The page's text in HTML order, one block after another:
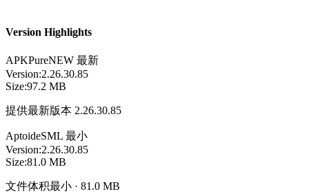
Version Highlights
APKPureNEW 最新
Version:2.26.30.85
Size:97.2 MB
提供最新版本 2.26.30.85
AptoideSML 最小
Version:2.26.30.85
Size:81.0 MB
文件体积最小 · 81.0 MB